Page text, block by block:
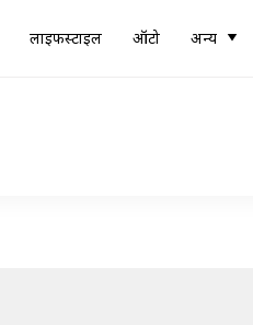
लाइफस्टाइल ऑटो अन्य